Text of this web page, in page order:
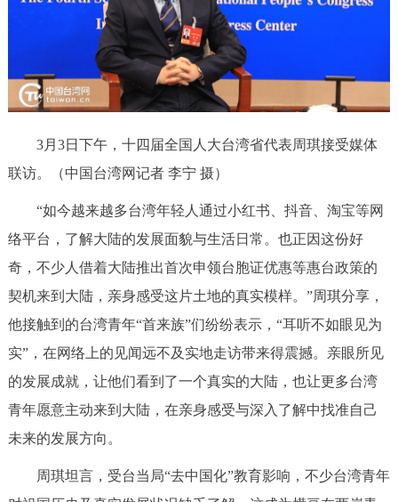
3月3日下午，十四届全国人大台湾省代表周琪接受媒体
联访。（中国台湾网记者 李宁 摄）
“如今越来越多台湾年轻人通过小红书、抖音、淘宝等网
络平台，了解大陆的发展面貌与生活日常。也正因这份好
奇，不少人借着大陆推出首次申领台胞证优惠等惠台政策的
契机来到大陆，亲身感受这片土地的真实模样。”周琪分享，
他接触到的台湾青年“首来族”们纷纷表示，“耳听不如眼见为
实”，在网络上的见闻远不及实地走访带来得震撼。亲眼所见
的发展成就，让他们看到了一个真实的大陆，也让更多台湾
青年愿意主动来到大陆，在亲身感受与深入了解中找准自己
未来的发展方向。
周琪坦言，受台当局“去中国化”教育影响，不少台湾青年